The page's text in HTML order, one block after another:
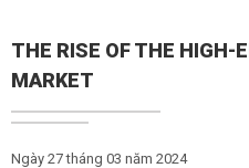
THE RISE OF THE HIGH-
MARKET
Ngày 27 tháng 03 năm 2024